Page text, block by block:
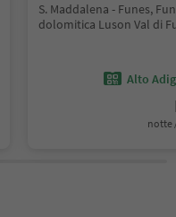
S. Maddalena - Funes,
dolomitica Luson Val di
Alto
notte